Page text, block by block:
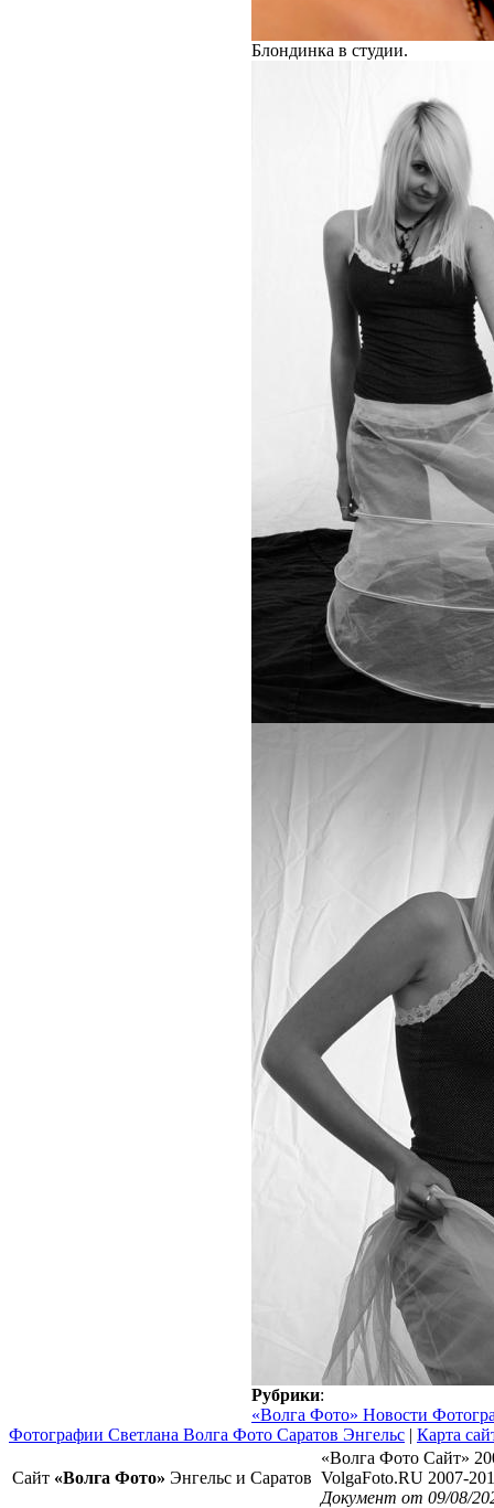
Блондинка в студии.
Рубрики:
«Волга Фото» Новости
Фотографии Светлана Волга Фото Саратов Энгельс | Карта
Сайт «Волга Фото» Энгельс и Саратов
«Волга Фото Сайт»
VolgaFoto.RU 2007-
Документ от 09/08/